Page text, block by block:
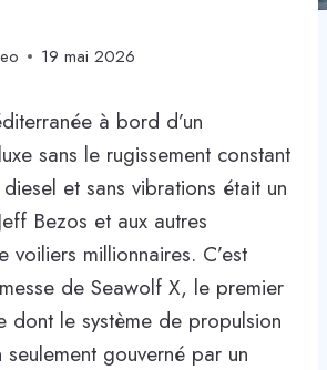
19 mai 2026
à bord d’un
sans le rugissement constant
et sans vibrations était un
Bezos et aux autres
voiliers millionnaires. C’est
de Seawolf X, le premier
dont le système de propulsion
gouverné par un